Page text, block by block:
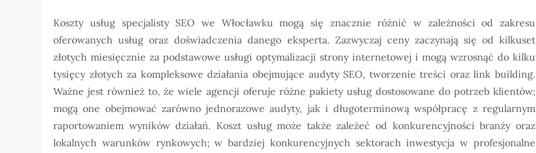
Koszty usług specjalisty SEO we Włocławku mogą się znacznie różnić w zależności od zakresu
oferowanych usług oraz doświadczenia danego eksperta. Zazwyczaj ceny zaczynają się od kilkuset
złotych miesięcznie za podstawowe usługi optymalizacji strony internetowej i mogą wzrosnąć do kilku
tysięcy złotych za kompleksowe działania obejmujące audyty SEO, tworzenie treści oraz link building.
Ważne jest również to, że wiele agencji oferuje różne pakiety usług dostosowane do potrzeb klientów;
mogą one obejmować zarówno jednorazowe audyty, jak i długoterminową współpracę z regularnym
raportowaniem wyników działań. Koszt usług może także zależeć od konkurencyjności branży oraz
lokalnych warunków rynkowych; w bardziej konkurencyjnych sektorach inwestycja w profesjonalne